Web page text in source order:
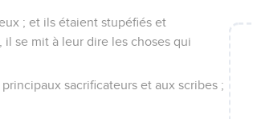
; et ils étaient stupéfiés et
se mit à leur dire les choses qui
sacrificateurs et aux scribes ;